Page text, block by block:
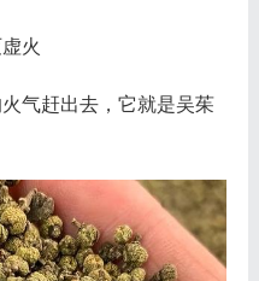
火
气赶出去，它就是吴茱